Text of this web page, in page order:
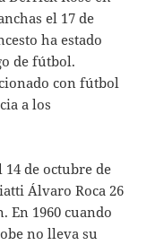
el 17 de
ha estado
de fútbol.
con fútbol
a los
14 de octubre de
Álvaro Roca 26
En 1960 cuando
no lleva su